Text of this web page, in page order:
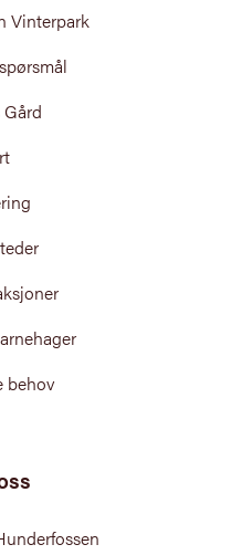
Vinterpark
Gård
behov